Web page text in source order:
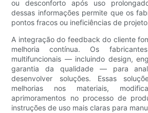
ou desconforto após uso
dessas informações permite que os
pontos fracos ou ineficiências de
A integração do feedback do cliente
melhoria contínua. Os
multifuncionais — incluindo design,
garantia da qualidade — para
desenvolver soluções. Essas
melhorias nos materiais,
aprimoramentos no processo de
instruções de uso mais claras para